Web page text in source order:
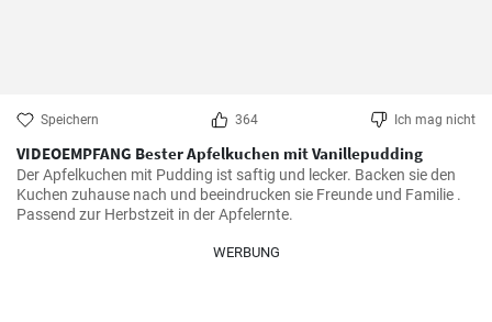
Speichern 364 Ich mag nicht
VIDEOEMPFANG Bester Apfelkuchen mit Vanillepudding
Der Apfelkuchen mit Pudding ist saftig und lecker. Backen sie den
Kuchen zuhause nach und beeindrucken sie Freunde und Familie .
Passend zur Herbstzeit in der Apfelernte.
WERBUNG